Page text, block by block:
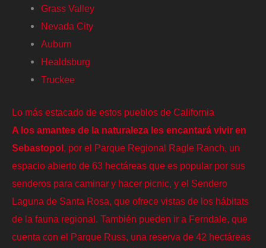
Grass Valley
Nevada City
Auburn
Healdsburg
Truckee
Lo más estacado de estos pueblos de California
A los amantes de la naturaleza les encantará vivir en
Sebastopol, por el Parque Regional Ragle Ranch, un
espacio abierto de 63 hectáreas que es popular por sus
senderos para caminar y hacer picnic, y el Sendero
Laguna de Santa Rosa, que ofrece vistas de los hábitats
de la fauna regional. También pueden ir a Ferndale, que
cuenta con el Parque Russ, una reserva de 42 hectáreas